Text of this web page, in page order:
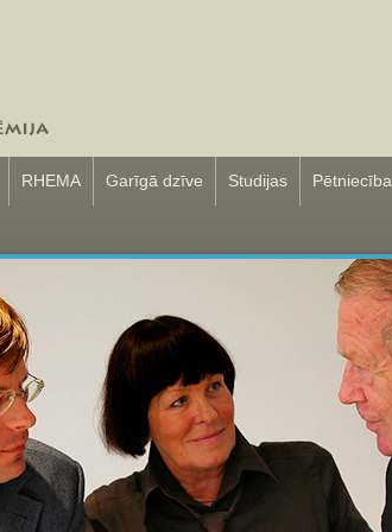
RHEMA Garīgā dzīve Studijas Pētniecība